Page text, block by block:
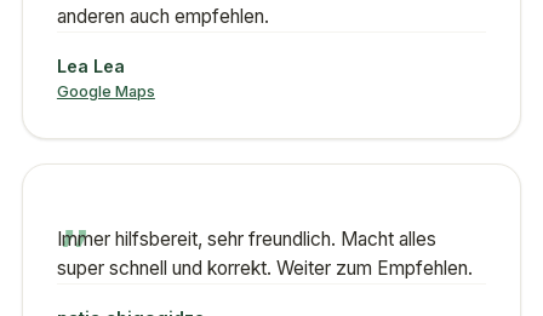
anderen auch empfehlen.
Lea Lea
Google Maps
„
Immer hilfsbereit, sehr freundlich. Macht alles
super schnell und korrekt. Weiter zum Empfehlen.